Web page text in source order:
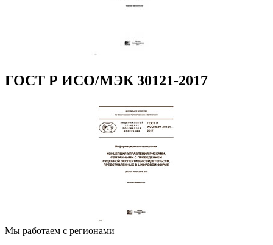
ГОСТ Р ИСО/МЭК 30121-2017
Мы работаем с регионами